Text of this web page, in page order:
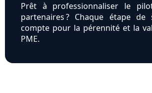
Prêt à professionnaliser le
partenaires ? Chaque étape de
compte pour la pérennité et la
PME.